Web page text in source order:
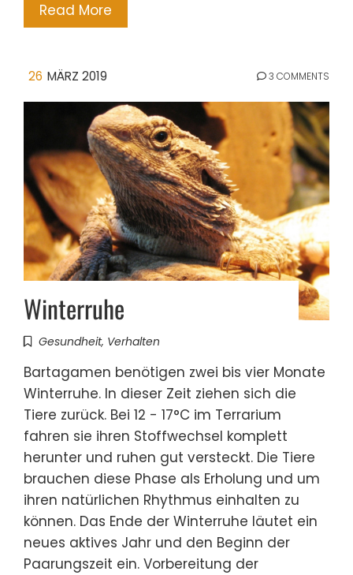
Read More
26 MÄRZ 2019 3 COMMENTS
Winterruhe
Gesundheit, Verhalten
Bartagamen benötigen zwei bis vier Monate
Winterruhe. In dieser Zeit ziehen sich die
Tiere zurück. Bei 12 - 17°C im Terrarium
fahren sie ihren Stoffwechsel komplett
herunter und ruhen gut versteckt. Die Tiere
brauchen diese Phase als Erholung und um
ihren natürlichen Rhythmus einhalten zu
können. Das Ende der Winterruhe läutet ein
neues aktives Jahr und den Beginn der
Paarungszeit ein. Vorbereitung der